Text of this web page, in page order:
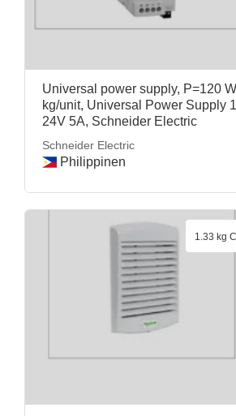
Universal power supply, P=120
kg/unit, Universal Power Supply
24V 5A, Schneider Electric
Schneider Electric
Philippinen
1.33 kg